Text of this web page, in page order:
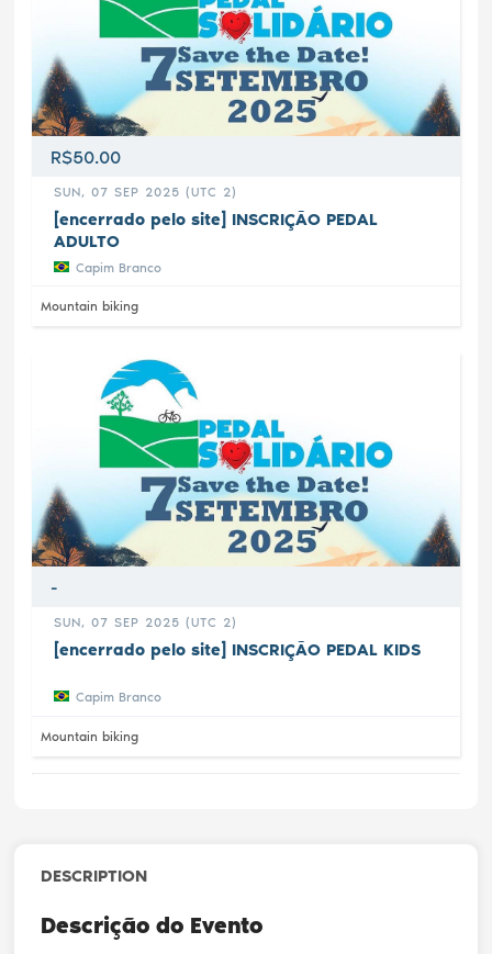
R$50.00
SUN, 07 SEP 2025 (UTC 2)
[encerrado pelo site] INSCRIÇÃO PEDAL
ADULTO
Capim Branco
Mountain biking
-
SUN, 07 SEP 2025 (UTC 2)
[encerrado pelo site] INSCRIÇÃO PEDAL KIDS
Capim Branco
Mountain biking
DESCRIPTION
Descrição do Evento